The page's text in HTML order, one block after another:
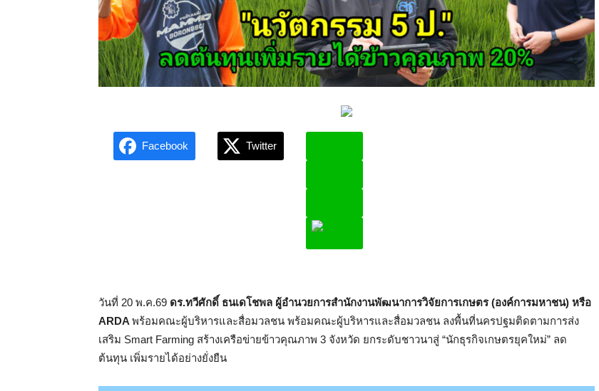
Facebook Twitter
วันที่ 20 พ.ค.69 ดร.ทวีศักดิ์ ธนเดโชพล ผู้อำนวยการสำนักงานพัฒนาการวิจัยการเกษตร (องค์การมหาชน) หรือ
ARDA พร้อมคณะผู้บริหารและสื่อมวลชน พร้อมคณะผู้บริหารและสื่อมวลชน ลงพื้นที่นครปฐมติดตามการส่ง
เสริม Smart Farming สร้างเครือข่ายข้าวคุณภาพ 3 จังหวัด ยกระดับชาวนาสู่ “นักธุรกิจเกษตรยุคใหม่” ลด
ต้นทุน เพิ่มรายได้อย่างยั่งยืน